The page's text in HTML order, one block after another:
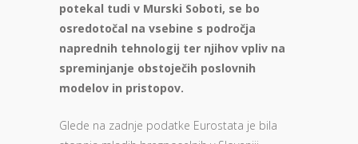
potekal tudi v Murski Soboti, se bo
osredotočal na vsebine s področja
naprednih tehnologij ter njihov vpliv na
spreminjanje obstoječih poslovnih
modelov in pristopov.
Glede na zadnje podatke Eurostata je bila